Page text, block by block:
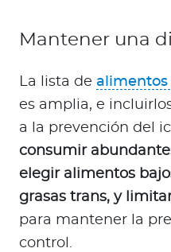
Mantener una
La lista de alimentos
es amplia, e
a la prevención del
consumir
elegir alimentos
grasas trans, y
para mantener la
control.